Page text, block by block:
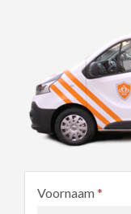
Voornaam*